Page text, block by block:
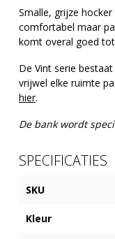
Smalle, grijze
comfortabel maar
komt overal goed
De Vint serie
vrijwel elke ruimte
hier.
De bank wordt
SPECIFICATIES
SKU
Kleur